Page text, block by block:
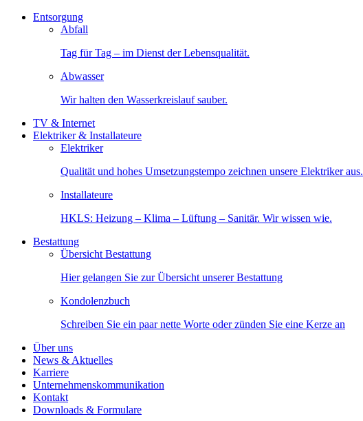
Entsorgung
Abfall
Tag für Tag – im Dienst der Lebensqualität.
Abwasser
Wir halten den Wasserkreislauf sauber.
TV & Internet
Elektriker & Installateure
Elektriker
Qualität und hohes Umsetzungstempo zeichnen unsere Elektriker aus.
Installateure
HKLS: Heizung – Klima – Lüftung – Sanitär. Wir wissen wie.
Bestattung
Übersicht Bestattung
Hier gelangen Sie zur Übersicht unserer Bestattung
Kondolenzbuch
Schreiben Sie ein paar nette Worte oder zünden Sie eine Kerze an
Über uns
News & Aktuelles
Karriere
Unternehmenskommunikation
Kontakt
Downloads & Formulare